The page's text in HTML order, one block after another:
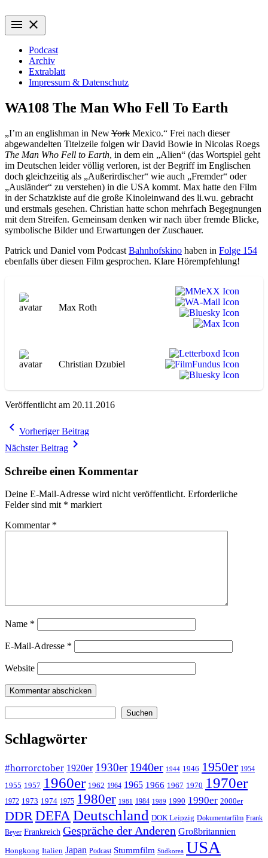
Inhalt
springen
Wiederaufführung
Alte Filme. Neu entdeckt.
menu close
Podcast
Archiv
Extrablatt
Impressum & Datenschutz
WA108 The Man Who Fell To Earth
„I’m an englishman in NewYork Mexico.“ Frei nach dieser
abgewandelten Titelzeile folgen wir David Bowie in Nicolas Roegs
The Man Who Fell to Earth, in dem ein „Alien“ (das Wortspiel geht
im Deutschen leider völlig verloren, ist der Begriff im Englischen
doch gleichzeitig als „Außerirdischer“ wie auch „Fremder“ oder
„Ausländer“ zu verstehen) in die USA kommt. Max hatte den Film
in der Schatzkiste auf die große Kinoleinwand des li.wu. gebracht
und erstmals gesehen. Christian hatte schon mehrfach Begegnungen
mit dem Streifen. Gemeinsam denken wir nach über fremde Blicke,
symbolische Bilder und Erwartungen der Zuschauer.
Patrick und Daniel vom Podcast Bahnhofskino haben in Folge 154
ebenfalls über diesen Film gesprochen. Klare Hörempfehlung!
Max Roth
Christian Dzubiel
Veröffentlicht am 20.11.2016
Beitragsnavigation
navigate_before Vorheriger Beitrag
Nächster Beitrag navigate_next
Schreibe einen Kommentar
Deine E-Mail-Adresse wird nicht veröffentlicht. Erforderliche
Felder sind mit * markiert
Kommentar *
Name *
E-Mail-Adresse *
Website
Suchen
Schlagwörter
#horrorctober 1920er 1930er 1940er 1944 1946 1950er 1954
1955 1957 1960er 1962 1964 1965 1966 1967 1970 1970er
1972 1973 1974 1975 1980er 1981 1984 1989 1990 1990er 2000er
DDRDEFA Deutschland DOK Leipzig Dokumentarfilm Frank
Beyer Frankreich Gespräche der Anderen Großbritannien
Hongkong Italien Japan Podcast Stummfilm Südkorea USA